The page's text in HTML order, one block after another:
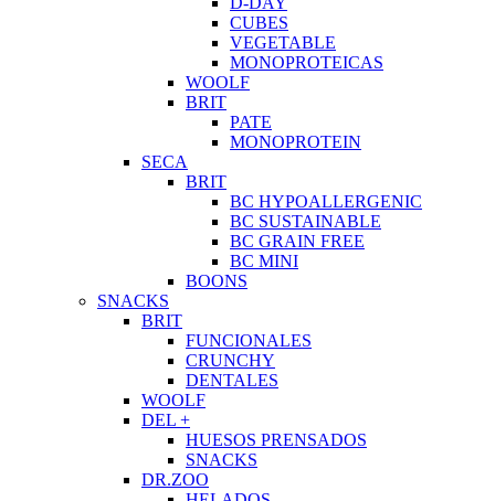
CUBES
VEGETABLE
MONOPROTEICAS
WOOLF
BRIT
PATE
MONOPROTEIN
SECA
BRIT
BC HYPOALLERGENIC
BC SUSTAINABLE
BC GRAIN FREE
BC MINI
BOONS
SNACKS
BRIT
FUNCIONALES
CRUNCHY
DENTALES
WOOLF
DEL +
HUESOS PRENSADOS
SNACKS
DR.ZOO